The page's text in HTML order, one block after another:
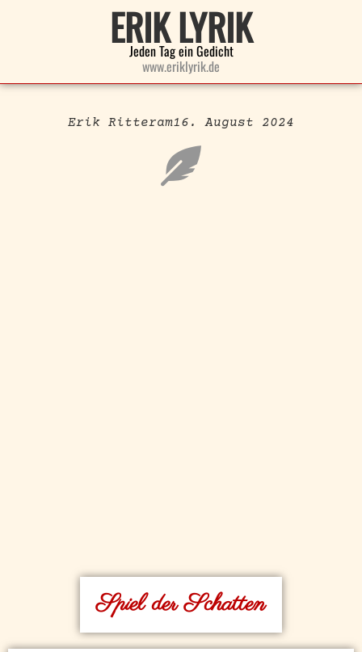
ERIK LYRIK
Jeden Tag ein Gedicht
www.eriklyrik.de
Erik Ritteram16. August 2024
Spiel der Schatten